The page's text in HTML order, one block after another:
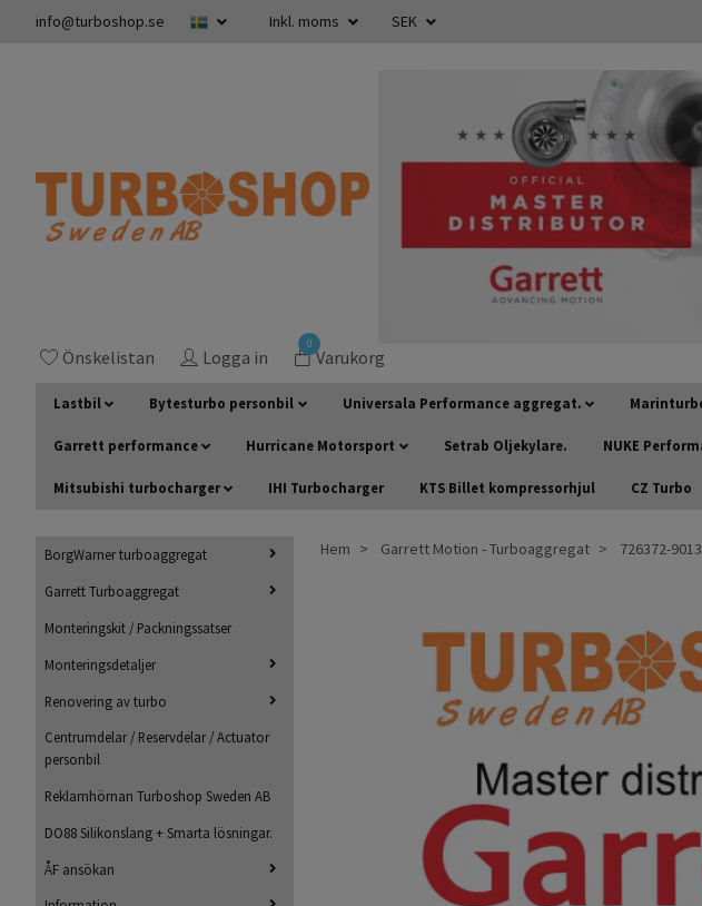
info@turboshop.se Inkl. moms SEK
Önskelistan Logga in
0
Varukorg
Lastbil Bytesturbo personbil Universala Performance aggregat.
Garrett performance Hurricane Motorsport Setrab Oljekylare. NUKE
Mitsubishi turbocharger IHI Turbocharger KTS Billet kompressorhjul CZ Turbo
BorgWarner turboaggregat
Garrett Turboaggregat
Monteringskit / Packningssatser
Monteringsdetaljer
Renovering av turbo
Centrumdelar / Reservdelar / Actuator
personbil
Reklamhörnan Turboshop Sweden AB
DO88 Silikonslang + Smarta lösningar.
ÅF ansökan
Hem Garrett Motion - Turboaggregat 726372-